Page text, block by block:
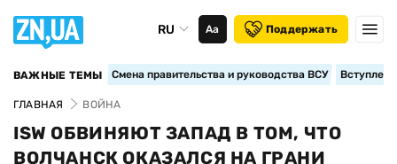
RU Аа Поддержать
ВАЖНЫЕ ТЕМЫ Смена правительства и руководства ВСУ
ГЛАВНАЯ ВОЙНА
ISW ОБВИНЯЮТ ЗАПАД В ТОМ, ЧТО
ВОЛЧАНСК ОКАЗАЛСЯ НА ГРАНИ